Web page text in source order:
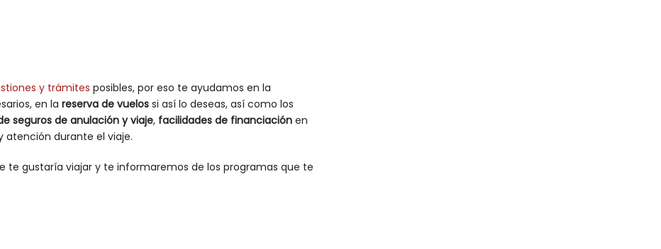
y trámites posibles, por eso te ayudamos en la
en la reserva de vuelos si así lo deseas, así como los
seguros de anulación y viaje, facilidades de financiación en
atención durante el viaje.
te gustaría viajar y te informaremos de los programas que te